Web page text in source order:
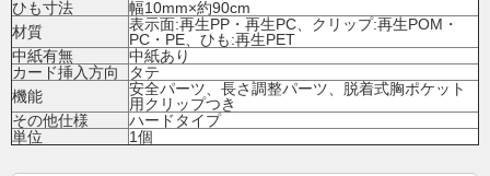
ひも寸法
幅10mm×約90cm
材質
表示面:再生PP・再生PC、クリップ:再生POM・
PC・PE、ひも:再生PET
中紙有無
中紙あり
カード挿入方向
タテ
機能
安全パーツ、長さ調整パーツ、脱着式胸ポケット
用クリップつき
その他仕様
ハードタイプ
単位
1個